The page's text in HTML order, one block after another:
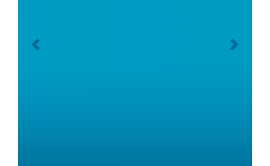
Previous Next